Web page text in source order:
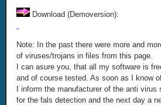
Download (Demoversion):
Note: In the past there were more and
of viruses/trojans in files from this page.
I can asure you, that all my software is
and of course tested. As soon as I know
I inform the manufacturer of the anti virus
for the fals detection and the next day a